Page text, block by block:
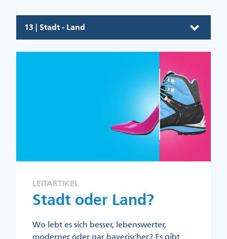
13 | Stadt - Land
LEITARTIKEL
Stadt oder Land?
Wo lebt es sich besser, lebenswerter,
moderner oder gar bayerischer? Es gibt